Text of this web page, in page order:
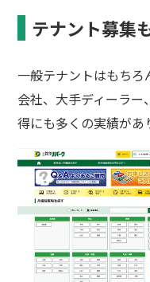
テナント募集
一般テナントはもち
会社、大手ディーラ
得にも多くの実績があ